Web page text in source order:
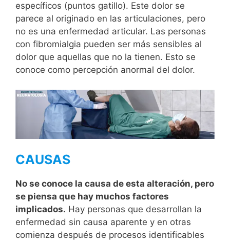
específicos (puntos gatillo). Este dolor se
parece al originado en las articulaciones, pero
no es una enfermedad articular. Las personas
con fibromialgia pueden ser más sensibles al
dolor que aquellas que no la tienen. Esto se
conoce como percepción anormal del dolor.
CAUSAS
No se conoce la causa de esta alteración, pero
se piensa que hay muchos factores
implicados. Hay personas que desarrollan la
enfermedad sin causa aparente y en otras
comienza después de procesos identificables